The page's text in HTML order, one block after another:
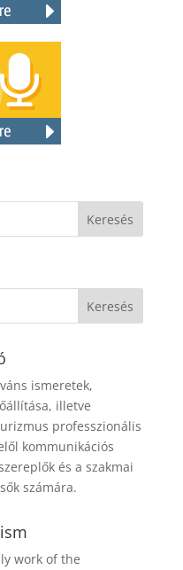
ismeretek,
illetve
professzionális
kommunikációs
és a szakmai
számára.
work of the